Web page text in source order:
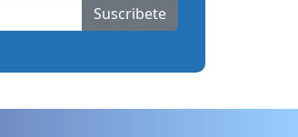
Suscribete